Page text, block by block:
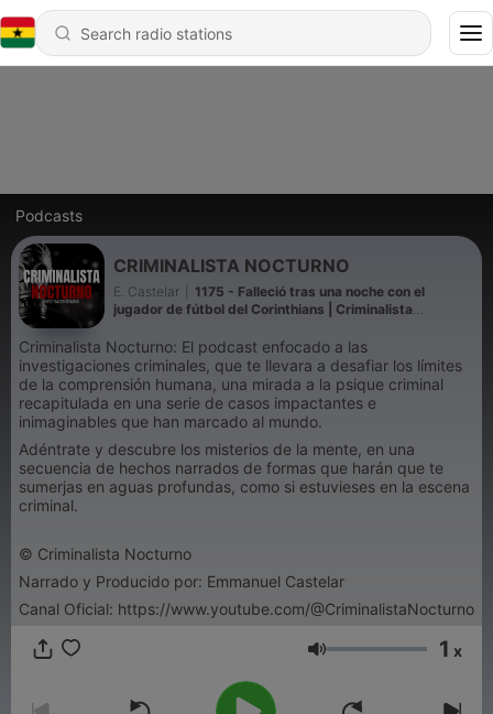
Podcasts
CRIMINALISTA NOCTURNO
E. Castelar
1175 - Falleció tras una noche con el
jugador de fútbol del Corinthians | Criminalista
Criminalista Nocturno: El podcast enfocado a las
investigaciones criminales, que te llevara a desafiar los límites
de la comprensión humana, una mirada a la psique criminal
recapitulada en una serie de casos impactantes e
inimaginables que han marcado al mundo.
Adéntrate y descubre los misterios de la mente, en una
secuencia de hechos narrados de formas que harán que te
sumerjas en aguas profundas, como si estuvieses en la escena
criminal.
© Criminalista Nocturno
Narrado y Producido por: Emmanuel Castelar
Canal Oficial: https://www.youtube.com/@CriminalistaNocturno
Volume 1 x